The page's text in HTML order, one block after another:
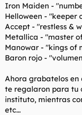
Iron Maiden -
Helloween - "keeper
Accept - "restless &
Metallica - "master
Manowar - "kings of
Baron rojo -
Ahora grabatelos en
te regalaron para tu
instituto, mientras
etc...